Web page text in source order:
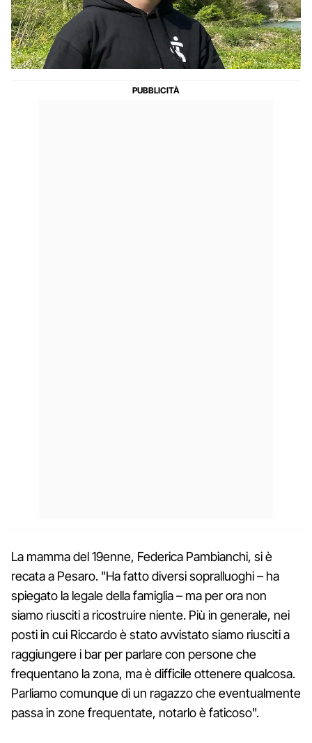
La mamma del 19enne, Federica Pambianchi, si è
recata a Pesaro. "Ha fatto diversi sopralluoghi – ha
spiegato la legale della famiglia – ma per ora non
siamo riusciti a ricostruire niente. Più in generale, nei
posti in cui Riccardo è stato avvistato siamo riusciti a
raggiungere i bar per parlare con persone che
frequentano la zona, ma è difficile ottenere qualcosa.
Parliamo comunque di un ragazzo che eventualmente
passa in zone frequentate, notarlo è faticoso".